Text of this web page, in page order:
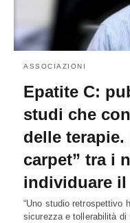
ASSOCIAZIONI
Epatite C:
studi che
delle terapie.
carpet” tra i
individuare il
“Uno studio retrospettivo
sicurezza e tollerabilità di